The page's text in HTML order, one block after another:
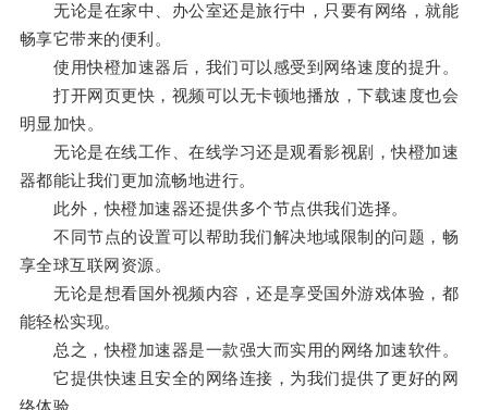
无论是在家中、办公室还是旅行中，只要有网络，就能
畅享它带来的便利。
使用快橙加速器后，我们可以感受到网络速度的提升。
打开网页更快，视频可以无卡顿地播放，下载速度也会
明显加快。
无论是在线工作、在线学习还是观看影视剧，快橙加速
器都能让我们更加流畅地进行。
此外，快橙加速器还提供多个节点供我们选择。
不同节点的设置可以帮助我们解决地域限制的问题，畅
享全球互联网资源。
无论是想看国外视频内容，还是享受国外游戏体验，都
能轻松实现。
总之，快橙加速器是一款强大而实用的网络加速软件。
它提供快速且安全的网络连接，为我们提供了更好的网